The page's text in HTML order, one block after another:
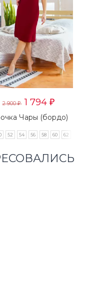
2 900₽ 1 794 ₽
Чары (бордо)
52 54 56 58 60 62